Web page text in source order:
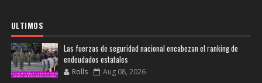
ULTIMOS
Las fuerzas de seguridad nacional encabezan el ranking de
endeudados estatales
Rolls Aug 08, 2026